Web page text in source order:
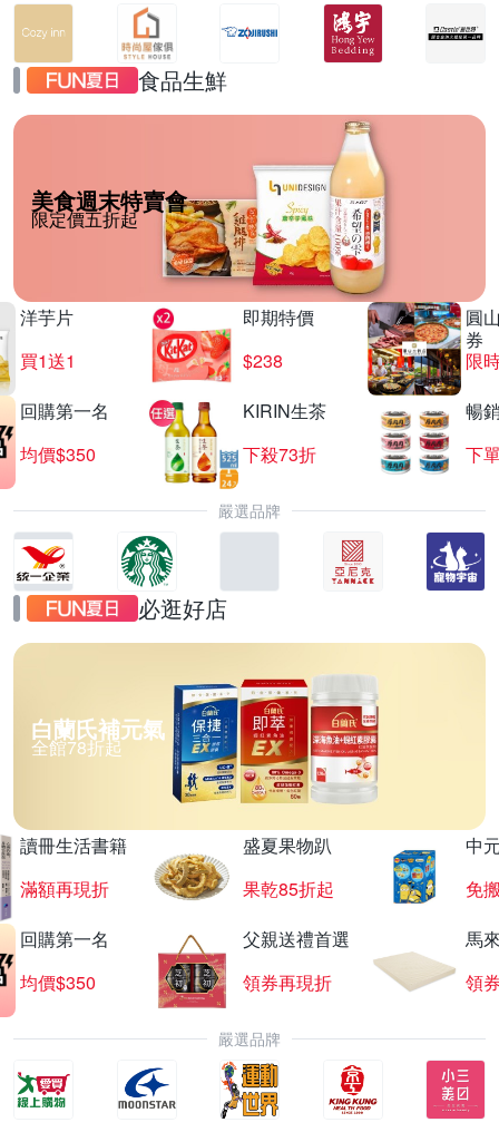
食品生鮮
美食週末特賣會
限定價五折起
洋芋片
買1送1
即期特價
$238
圓
券
限
回購第一名
均價$350
KIRIN生茶
下殺73折
暢
下
嚴選品牌
必逛好店
白蘭氏補元氣
全館78折起
讀冊生活書籍
滿額再現折
盛夏果物趴
果乾85折起
中
免
回購第一名
均價$350
父親送禮首選
領券再現折
馬
領
嚴選品牌